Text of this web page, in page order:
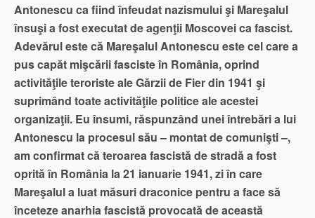
Antonescu ca fiind înfeudat nazismului şi Mareşalul
însuşi a fost executat de agenţii Moscovei ca fascist.
Adevărul este că Mareşalul Antonescu este cel care a
pus capăt mişcării fasciste în România, oprind
activităţile teroriste ale Gărzii de Fier din 1941 şi
suprimând toate activităţile politice ale acestei
organizaţii. Eu însumi, răspunzând unei întrebări a lui
Antonescu la procesul său – montat de comunişti –,
am confirmat că teroarea fascistă de stradă a fost
oprită în România la 21 ianuarie 1941, zi în care
Mareşalul a luat măsuri draconice pentru a face să
înceteze anarhia fascistă provocată de această